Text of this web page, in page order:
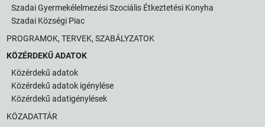
Szadai Gyermekélelmezési Szociális Étkeztetési Konyha
Szadai Községi Piac
PROGRAMOK, TERVEK, SZABÁLYZATOK
KÖZÉRDEKŰ ADATOK
Közérdekű adatok
Közérdekű adatok igénylése
Közérdekű adatigénylések
KÖZADATTÁR